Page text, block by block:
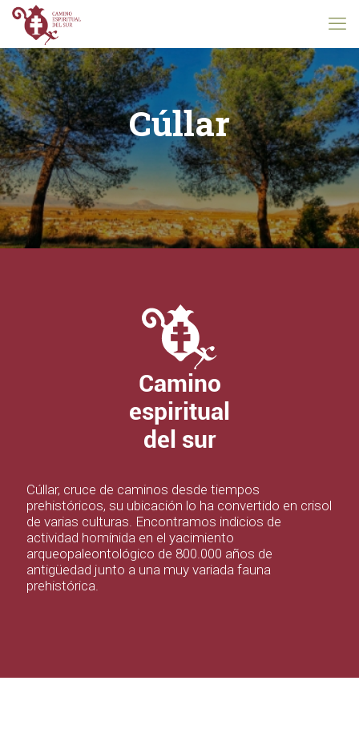
Cúllar
Camino
espiritual
del sur
Cúllar, cruce de caminos desde tiempos
prehistóricos, su ubicación lo ha convertido en crisol
de varias culturas. Encontramos indicios de
actividad homínida en el yacimiento
arqueopaleontológico de 800.000 años de
antigüedad junto a una muy variada fauna
prehistórica.